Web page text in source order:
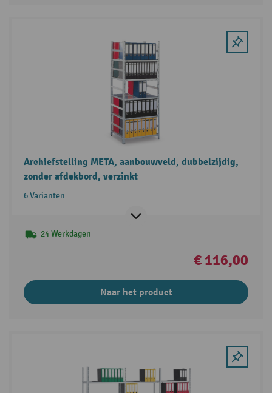
Archiefstelling META, aanbouwveld, dubbelzijdig,
zonder afdekbord, verzinkt
6 Varianten
24 Werkdagen
€ 116,00
Naar het product